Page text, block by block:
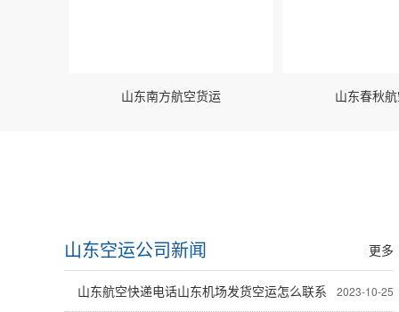
山东南方航空货运 山东春秋
更多
山东空运公司新闻
2023-10-25
山东航空快递电话山东机场发货空运怎么联系